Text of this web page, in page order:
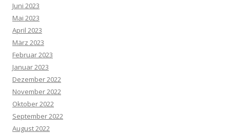
Juni 2023
Mai 2023
April 2023
März 2023
Februar 2023
Januar 2023
Dezember 2022
November 2022
Oktober 2022
September 2022
August 2022